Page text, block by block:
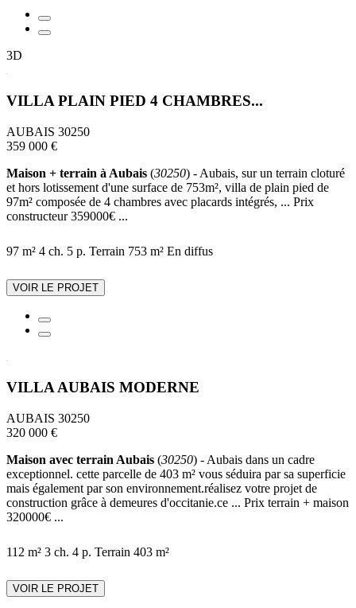
3D
VILLA PLAIN PIED 4 CHAMBRES...
AUBAIS 30250
359 000 €
Maison + terrain à Aubais (30250) - Aubais, sur un terrain cloturé
et hors lotissement d'une surface de 753m², villa de plain pied de
97m² composée de 4 chambres avec placards intégrés, ... Prix
constructeur 359000€ ...
97 m² 4 ch. 5 p. Terrain 753 m² En diffus
VOIR LE PROJET
VILLA AUBAIS MODERNE
AUBAIS 30250
320 000 €
Maison avec terrain Aubais (30250) - Aubais dans un cadre
exceptionnel. cette parcelle de 403 m² vous séduira par sa superficie
mais également par son environnement.réalisez votre projet de
construction grâce à demeures d'occitanie.ce ... Prix terrain + maison
320000€ ...
112 m² 3 ch. 4 p. Terrain 403 m²
VOIR LE PROJET